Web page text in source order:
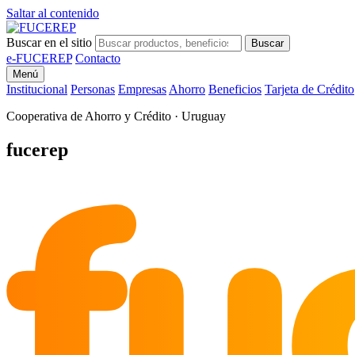
Saltar al contenido
Buscar en el sitio Buscar
e-FUCEREP Contacto
Menú
Institucional Personas Empresas Ahorro Beneficios Tarjeta de Crédito
Cooperativa de Ahorro y Crédito · Uruguay
fucerep